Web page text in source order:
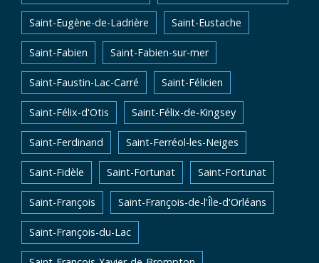
Saint-Eugène-de-Ladrière Saint-Eustache
Saint-Fabien Saint-Fabien-sur-mer
Saint-Faustin-Lac-Carré Saint-Félicien
Saint-Félix-d'Otis Saint-Félix-de-Kingsey
Saint-Ferdinand Saint-Ferréol-les-Neiges
Saint-Fidèle Saint-Fortunat Saint-Fortunat
Saint-François Saint-François-de-l'Île-d'Orléans
Saint-François-du-Lac